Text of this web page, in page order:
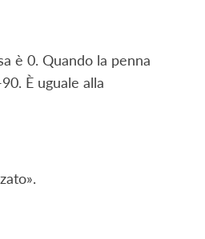
è 0. Quando la penna
È uguale alla